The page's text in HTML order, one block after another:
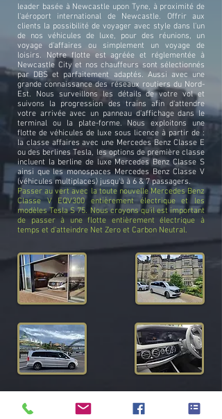
leader basée à Newcastle upon Tyne, à proximité de
l'aéroport international de Newcastle. Offrir aux
clients la possibilité de voyager avec style dans l'un
de nos véhicules de luxe, pour des réunions, un
voyage d'affaires ou simplement un voyage de
loisirs. Notre flotte est agréée et réglementée à
Newcastle City et nos chauffeurs sont sélectionnés
par DBS et parfaitement adaptés. Aussi avec une
grande connaissance des réseaux routiers du Nord-
Est. Nous surveillons les détails de votre vol et
suivons la progression des trains afin d'attendre
votre arrivée avec un panneau d'affichage dans le
terminal ou la plate-forme. Nous exploitons une
flotte de véhicules de luxe sous licence à partir de :
la classe affaires avec une Mercedes Benz Classe E
ou des berlines Tesla, les options de première classe
incluent la berline de luxe Mercedes Benz Classe S
ainsi que les monospaces Mercedes Benz Classe V
(véhicules multiplaces) jusqu'à à 6 & 7 passagers.
Passer au vert avec la toute nouvelle Mercedes Benz
Classe V EQV300 entièrement électrique et les
modèles Tesla S 75. Nous croyons qu'il est important
de passer à une flotte entièrement électrique à
temps et d'atteindre Net Zero et Carbon Neutral.